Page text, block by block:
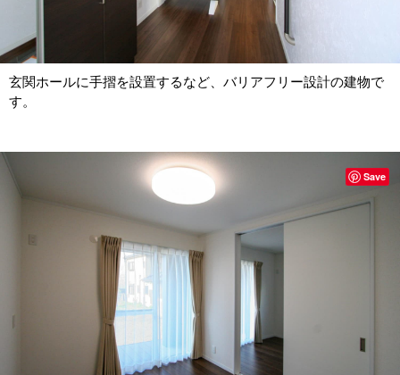
玄関ホールに手摺を設置するなど、バリアフリー設計の建物で
す。
Save